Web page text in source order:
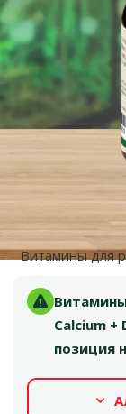
Витамины для
Calcium +
позиция